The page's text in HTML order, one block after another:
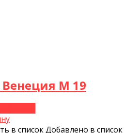
Венеция М 19
в списокДобавлено в список